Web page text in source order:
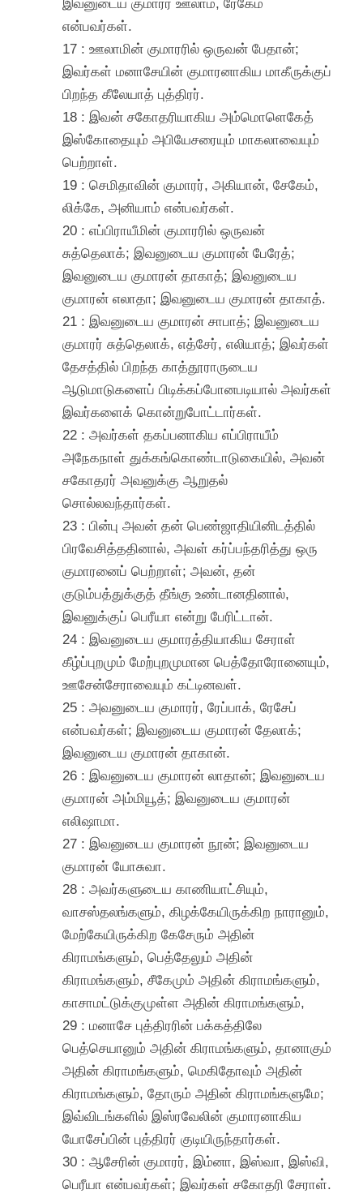
என்பவர்கள்.
17 : ஊலாமின் குமாரரில் ஒருவன் பேதான்;
இவர்கள் மனாசேயின் குமாரனாகிய மாகீருக்குப்
பிறந்த கீலேயாத் புத்திரர்.
18 : இவன் சகோதரியாகிய அம்மொளெகேத்
இஸ்கோதையும் அபியேசரையும் மாகலாவையும்
பெற்றாள்.
19 : செமிதாவின் குமாரர், அகியான், சேகேம்,
லிக்கே, அனியாம் என்பவர்கள்.
20 : எப்பிராயீமின் குமாரரில் ஒருவன்
சுத்தெலாக்; இவனுடைய குமாரன் பேரேத்;
இவனுடைய குமாரன் தாகாத்; இவனுடைய
குமாரன் எலாதா; இவனுடைய குமாரன் தாகாத்.
21 : இவனுடைய குமாரன் சாபாத்; இவனுடைய
குமாரர் சுத்தெலாக், எத்சேர், எலியாத்; இவர்கள்
தேசத்தில் பிறந்த காத்தூராருடைய
ஆடுமாடுகளைப் பிடிக்கப்போனபடியால் அவர்கள்
இவர்களைக் கொன்றுபோட்டார்கள்.
22 : அவர்கள் தகப்பனாகிய எப்பிராயீம்
அநேகநாள் துக்கங்கொண்டாடுகையில், அவன்
சகோதரர் அவனுக்கு ஆறுதல்
சொல்லவந்தார்கள்.
23 : பின்பு அவன் தன் பெண்ஜாதியினிடத்தில்
பிரவேசித்ததினால், அவள் கர்ப்பந்தரித்து ஒரு
குமாரனைப் பெற்றாள்; அவன், தன்
குடும்பத்துக்குத் தீங்கு உண்டானதினால்,
இவனுக்குப் பெரீயா என்று பேரிட்டான்.
24 : இவனுடைய குமாரத்தியாகிய சேராள்
கீழ்ப்புறமும் மேற்புறமுமான பெத்தோரோனையும்,
ஊசேன்சேராவையும் கட்டினவள்.
25 : அவனுடைய குமாரர், ரேப்பாக், ரேசேப்
என்பவர்கள்; இவனுடைய குமாரன் தேலாக்;
இவனுடைய குமாரன் தாகான்.
26 : இவனுடைய குமாரன் லாதான்; இவனுடைய
குமாரன் அம்மியூத்; இவனுடைய குமாரன்
எலிஷாமா.
27 : இவனுடைய குமாரன் நூன்; இவனுடைய
குமாரன் யோசுவா.
28 : அவர்களுடைய காணியாட்சியும்,
வாசஸ்தலங்களும், கிழக்கேயிருக்கிற நாரானும்,
மேற்கேயிருக்கிற கேசேரும் அதின்
கிராமங்களும், பெத்தேலும் அதின்
கிராமங்களும், சீகேமும் அதின் கிராமங்களும்,
காசாமட்டுக்குமுள்ள அதின் கிராமங்களும்,
29 : மனாசே புத்திரரின் பக்கத்திலே
பெத்செயானும் அதின் கிராமங்களும், தானாகும்
அதின் கிராமங்களும், மெகிதோவும் அதின்
கிராமங்களும், தோரும் அதின் கிராமங்களுமே;
இவ்விடங்களில் இஸ்ரவேலின் குமாரனாகிய
யோசேப்பின் புத்திரர் குடியிருந்தார்கள்.
30 : ஆசேரின் குமாரர், இம்னா, இஸ்வா, இஸ்வி,
பெரீயா என்பவர்கள்; இவர்கள் சகோதரி சேராள்.